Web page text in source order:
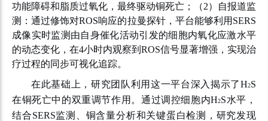
功能障碍和脂质过氧化，最终驱动铜死亡；（2）自报道监
测：通过修饰对ROS响应的拉曼探针，平台能够利用 SERS
成像实时监测由自身催化活动引发的细胞内氧化应激水平
的动态变化，在4小时内观察到 ROS信号显著增强，实现治
疗过程的同步可视化追踪。
在此基础上，研究团队利用这一平台深入揭示了H2S
在铜死亡中的双重调节作用。通过调控细胞内H2S水平，
结合SERS监测、铜含量分析和关键蛋白检测，研究发现